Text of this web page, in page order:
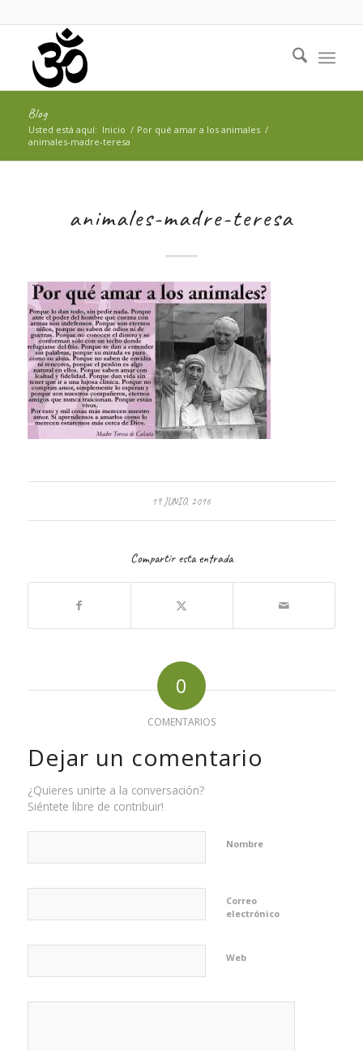
Blog
Usted está aquí: Inicio / Por qué amar a los animales /
animales-madre-teresa
animales-madre-teresa
19 JUNIO, 2016
Compartir esta entrada
0
COMENTARIOS
Dejar un comentario
¿Quieres unirte a la conversación?
Siéntete libre de contribuir!
Nombre
Correo
electrónico
Web